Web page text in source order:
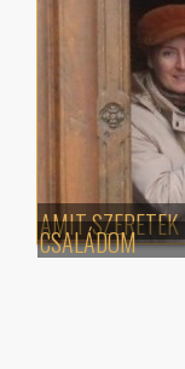
AMIT SZERETEK
CSALÁDOM